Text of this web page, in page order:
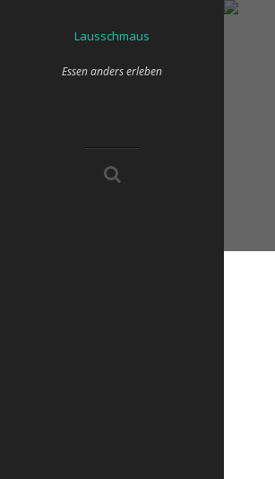
Lausschmaus
Essen anders erleben